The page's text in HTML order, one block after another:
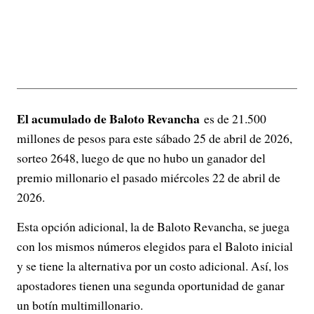
El acumulado de Baloto Revancha es de 21.500
millones de pesos para este sábado 25 de abril de 2026,
sorteo 2648, luego de que no hubo un ganador del
premio millonario el pasado miércoles 22 de abril de
2026.
Esta opción adicional, la de Baloto Revancha, se juega
con los mismos números elegidos para el Baloto inicial
y se tiene la alternativa por un costo adicional. Así, los
apostadores tienen una segunda oportunidad de ganar
un botín multimillonario.